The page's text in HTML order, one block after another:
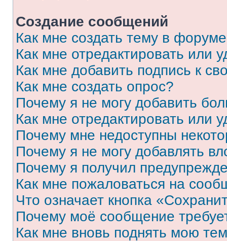
Создание сообщений
Как мне создать тему в
Как мне отредактировать или
Как мне добавить подпись к
Как мне создать опрос?
Почему я не могу добавить
Как мне отредактировать или
Почему мне недоступны
Почему я не могу добавлять
Почему я получил
Как мне пожаловаться на
Что означает кнопка
Почему моё сообщение
Как мне вновь поднять мою